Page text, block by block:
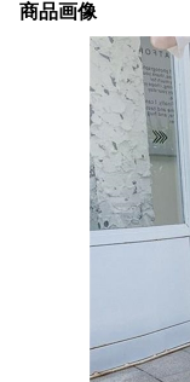
商品画像